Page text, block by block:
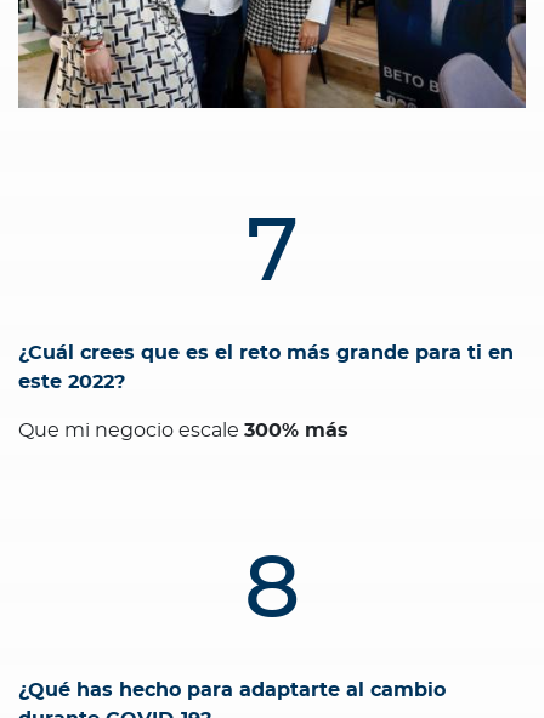
7
¿Cuál crees que es el reto más grande para ti en
este 2022?
Que mi negocio escale 300% más
8
¿Qué has hecho para adaptarte al cambio